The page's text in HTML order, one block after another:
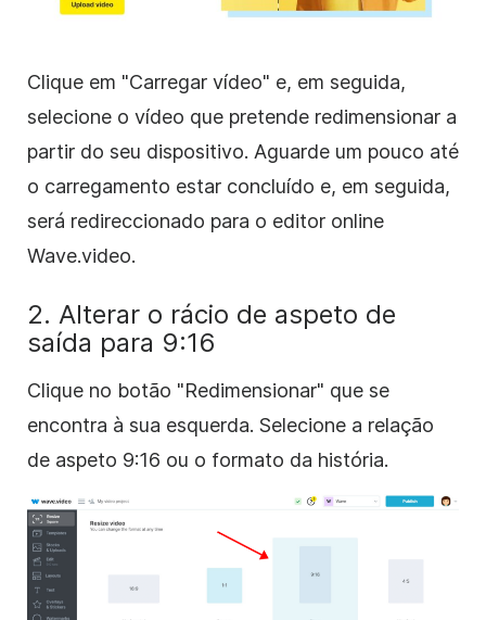
Clique em "Carregar vídeo" e, em seguida,
selecione o vídeo que pretende redimensionar a
partir do seu dispositivo. Aguarde um pouco até
o carregamento estar concluído e, em seguida,
será redireccionado para o editor online
Wave.video.
2. Alterar o rácio de aspeto de
saída para 9:16
Clique no botão "Redimensionar" que se
encontra à sua esquerda. Selecione a relação
de aspeto 9:16 ou o formato da história.